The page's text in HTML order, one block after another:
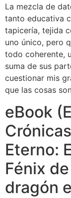
La mezcla de
tanto educativa
tapicería, tejida
uno único, pero
todo coherente,
suma de sus
cuestionar mis
que las cosas
eBook
Eterno:
Fénix
dragón